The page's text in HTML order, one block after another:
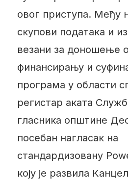
овог приступа. Међу
скупови података и
везани за доношење
финансирању и
програма у области
регистар аката
гласника општине
посебан нагласак на
стандардизовану
коју је развила